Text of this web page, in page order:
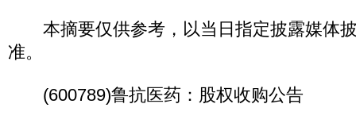
本摘要仅供参考，以当日指定披露媒体
准。
(600789)鲁抗医药：股权收购公告